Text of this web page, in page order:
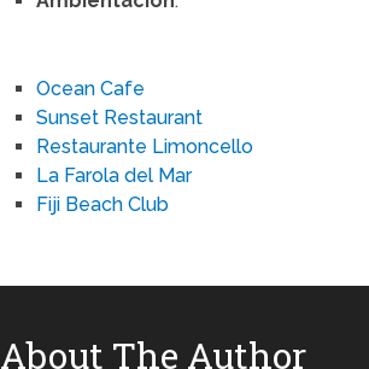
Ocean Cafe
Sunset Restaurant
Restaurante Limoncello
La Farola del Mar
Fiji Beach Club
About The Author